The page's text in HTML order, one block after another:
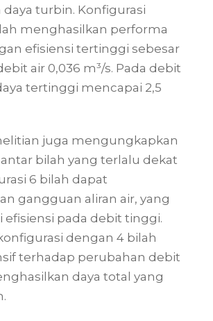
daya turbin. Konfigurasi
menghasilkan performa
efisiensi tertinggi sebesar
air 0,036 m³/s. Pada debit
tertinggi mencapai 2,5
juga mengungkapkan
bilah yang terlalu dekat
6 bilah dapat
gangguan aliran air, yang
pada debit tinggi.
dengan 4 bilah
terhadap perubahan debit
daya total yang